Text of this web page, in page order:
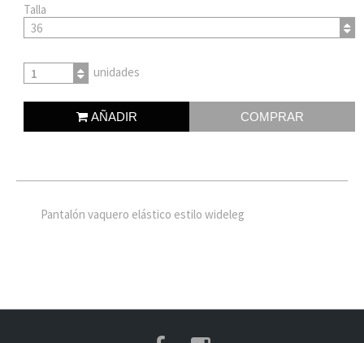
Talla
36
1 unidades
AÑADIR COMPRAR
Pantalón vaquero elástico estilo wideleg